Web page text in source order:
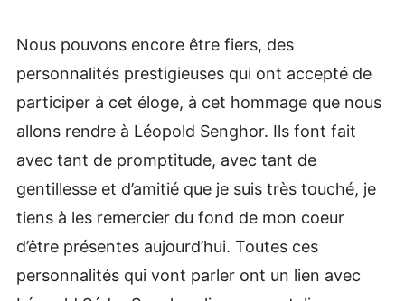
Nous pouvons encore être fiers, des
personnalités prestigieuses qui ont accepté de
participer à cet éloge, à cet hommage que nous
allons rendre à Léopold Senghor. Ils font fait
avec tant de promptitude, avec tant de
gentillesse et d’amitié que je suis très touché, je
tiens à les remercier du fond de mon coeur
d’être présentes aujourd’hui. Toutes ces
personnalités qui vont parler ont un lien avec